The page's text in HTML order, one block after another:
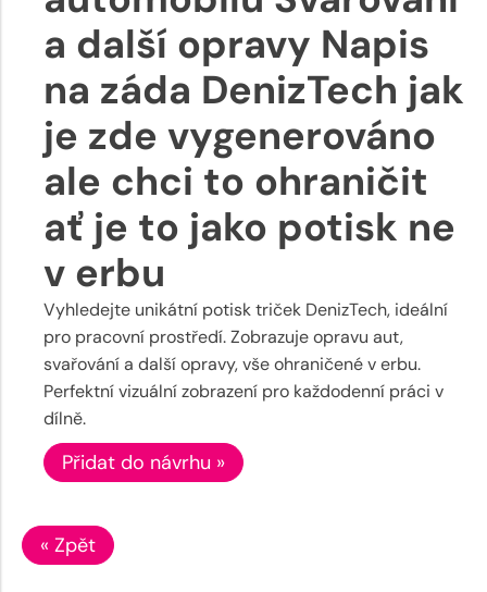
a další opravy Napis
na záda DenizTech jak
je zde vygenerováno
ale chci to ohraničit
ať je to jako potisk ne
v erbu
Vyhledejte unikátní potisk triček DenizTech, ideální
pro pracovní prostředí. Zobrazuje opravu aut,
svařování a další opravy, vše ohraničené v erbu.
Perfektní vizuální zobrazení pro každodenní práci v
dílně.
Přidat do návrhu »
« Zpět